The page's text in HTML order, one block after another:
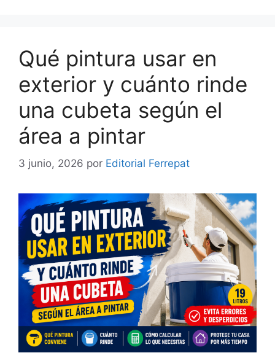
Qué pintura usar en
exterior y cuánto rinde
una cubeta según el
área a pintar
3 junio, 2026 por Editorial Ferrepat